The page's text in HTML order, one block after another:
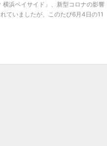
浜ベイサイド」、新型コロナの影響
ていましたが、このたび6月4日の11